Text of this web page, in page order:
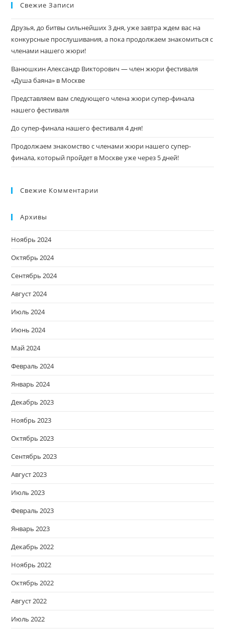
Свежие Записи
Друзья, до битвы сильнейших 3 дня, уже завтра ждем вас на
конкурсные прослушивания, а пока продолжаем знакомиться с
членами нашего жюри!
Ванюшкин Александр Викторович — член жюри фестиваля
«Душа баяна» в Москве
Представляем вам следующего члена жюри супер-финала
нашего фестиваля
До супер-финала нашего фестиваля 4 дня!
Продолжаем знакомство с членами жюри нашего супер-
финала, который пройдет в Москве уже через 5 дней!
Свежие Комментарии
Архивы
Ноябрь 2024
Октябрь 2024
Сентябрь 2024
Август 2024
Июль 2024
Июнь 2024
Май 2024
Февраль 2024
Январь 2024
Декабрь 2023
Ноябрь 2023
Октябрь 2023
Сентябрь 2023
Август 2023
Июль 2023
Февраль 2023
Январь 2023
Декабрь 2022
Ноябрь 2022
Октябрь 2022
Август 2022
Июль 2022